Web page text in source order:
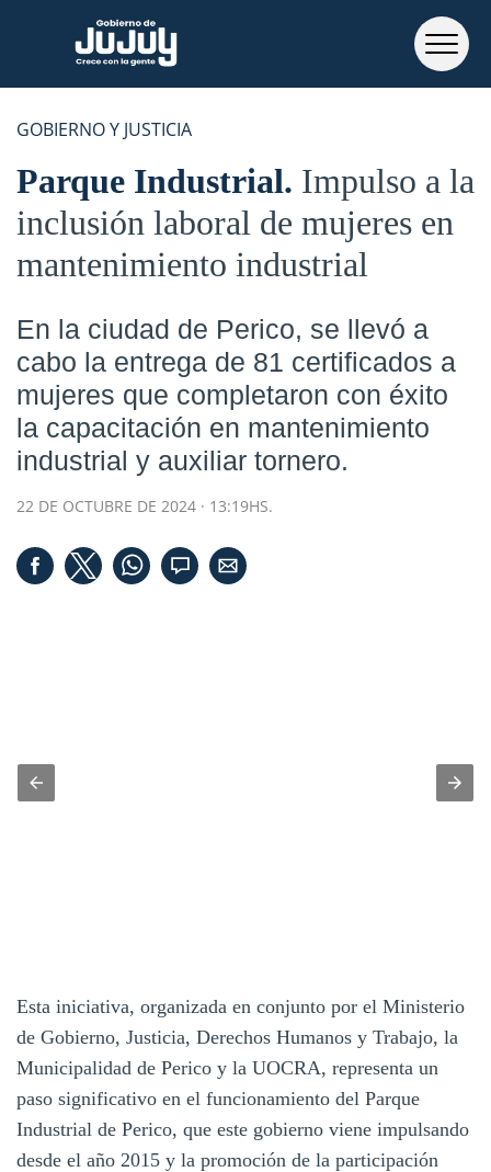
GOBIERNO Y JUSTICIA
Parque Industrial Impulso a la
inclusión laboral de mujeres en
mantenimiento industrial
En la ciudad de Perico, se llevó a
cabo la entrega de 81 certificados a
mujeres que completaron con éxito
la capacitación en mantenimiento
industrial y auxiliar tornero.
22 DE OCTUBRE DE 2024 · 13:19HS.
Esta iniciativa, organizada en conjunto por el Ministerio
de Gobierno, Justicia, Derechos Humanos y Trabajo, la
Municipalidad de Perico y la UOCRA, representa un
paso significativo en el funcionamiento del Parque
Industrial de Perico, que este gobierno viene impulsando
desde el año 2015 y la promoción de la participación